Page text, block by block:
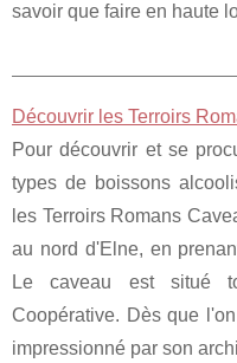
savoir que faire en haute
Découvrir les Terroirs
Pour découvrir et se
types de boissons
les Terroirs Romans
au nord d'Elne, en
Le caveau est situé
Coopérative. Dès que
impressionné par son